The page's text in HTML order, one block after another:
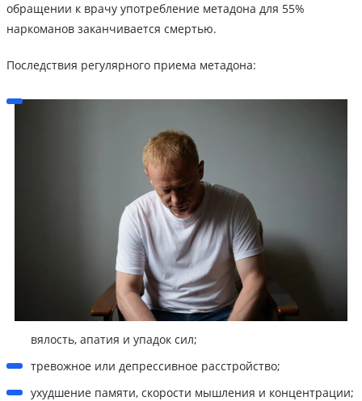
обращении к врачу употребление метадона для 55%
наркоманов заканчивается смертью.
Последствия регулярного приема метадона:
вялость, апатия и упадок сил;
тревожное или депрессивное расстройство;
ухудшение памяти, скорости мышления и концентрации;